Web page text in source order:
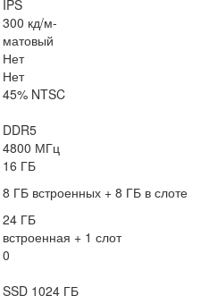
IPS
300 кд/м-
матовый
Нет
Нет
45% NTSC
DDR5
4800 МГц
16 ГБ
8 ГБ встроенных + 8 ГБ в слоте
24 ГБ
встроенная + 1 слот
0
SSD 1024 ГБ